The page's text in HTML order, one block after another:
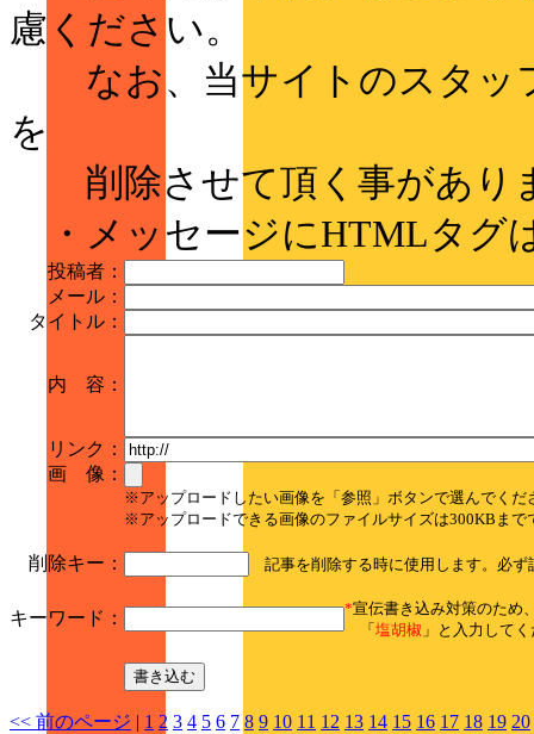
慮ください。
なお、当サイトのスタッ
を
削除させて頂く事があり
・メッセージにHTMLタグ
投稿者：
メール：
タイトル：
内 容：
リンク：
画 像：
※アップロードしたい画像を「参照」ボタンで選んでくだ
※アップロードできる画像のファイルサイズは300KBまで
削除キー： 記事を削除する時に使用します。必ず
キーワード： *宣伝書き込み対策のため
「 塩胡椒 」と入力して
<< 前のページ | 1 2 3 4 5 6 7 8 9 10 11 12 13 14 15 16 17 18 19 20